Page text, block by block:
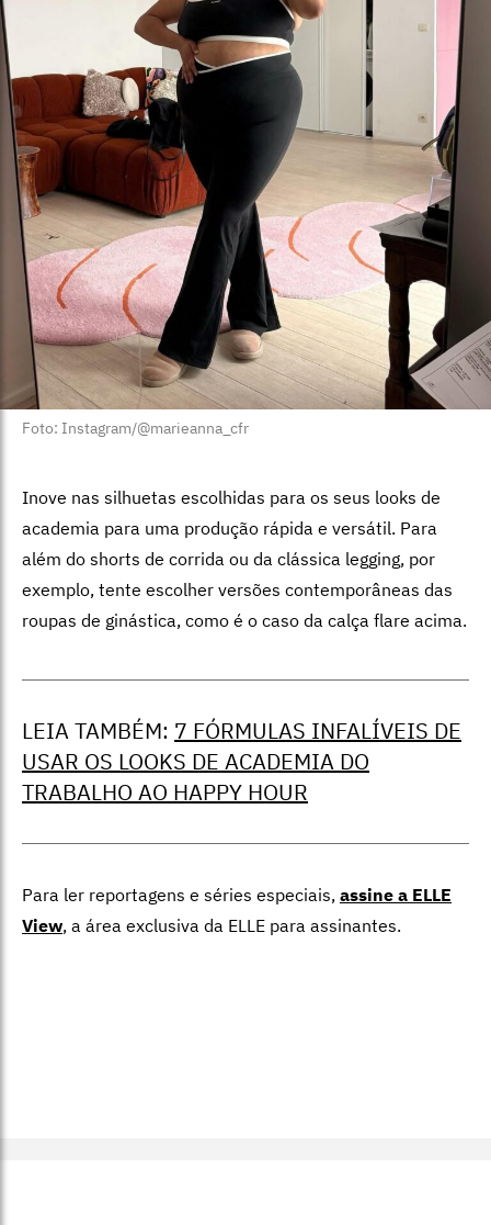
Foto: Instagram/@marieanna_cfr
Inove nas silhuetas escolhidas para os seus looks de
academia para uma produção rápida e versátil. Para
além do shorts de corrida ou da clássica legging, por
exemplo, tente escolher versões contemporâneas das
roupas de ginástica, como é o caso da calça flare acima.
LEIA TAMBÉM: 7 FÓRMULAS INFALÍVEIS DE
USAR OS LOOKS DE ACADEMIA DO
TRABALHO AO HAPPY HOUR
Para ler reportagens e séries especiais, assine a ELLE
View, a área exclusiva da ELLE para assinantes.